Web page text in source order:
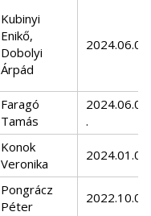
Kubinyi
Enikő,
Dobolyi
Árpád
2024.06.01.
Faragó
Tamás
2024.06.01
.
Konok
Veronika
2024.01.01.
Pongrácz
Péter
2022.10.01.